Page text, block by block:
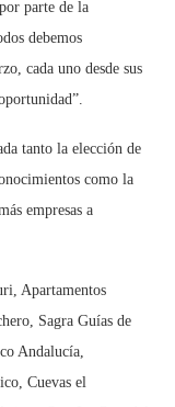
parte de la
debemos
cada uno desde sus
tanto la elección de
como la
empresas a
Apartamentos
Sagra Guías de
Andalucía,
Cuevas el